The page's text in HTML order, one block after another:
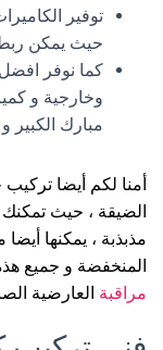
توفير
حيث يمكن
كما نوفر
وخارجية و
مبارك الكبير
أمنا لكم أيضا تركيب
الضيقة ، حيث
مذبذبة ، يمكنها
المنخفضة و جميع
مراقبة العارضية